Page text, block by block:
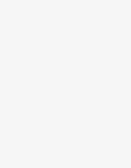
(Dz.U. z 2017r.,
wobec Gminy;
i celu określonym
odbiorcom lub